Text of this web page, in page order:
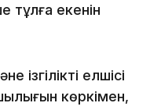
тұлға екенін
ізгіліктің елшісі
көркімен,